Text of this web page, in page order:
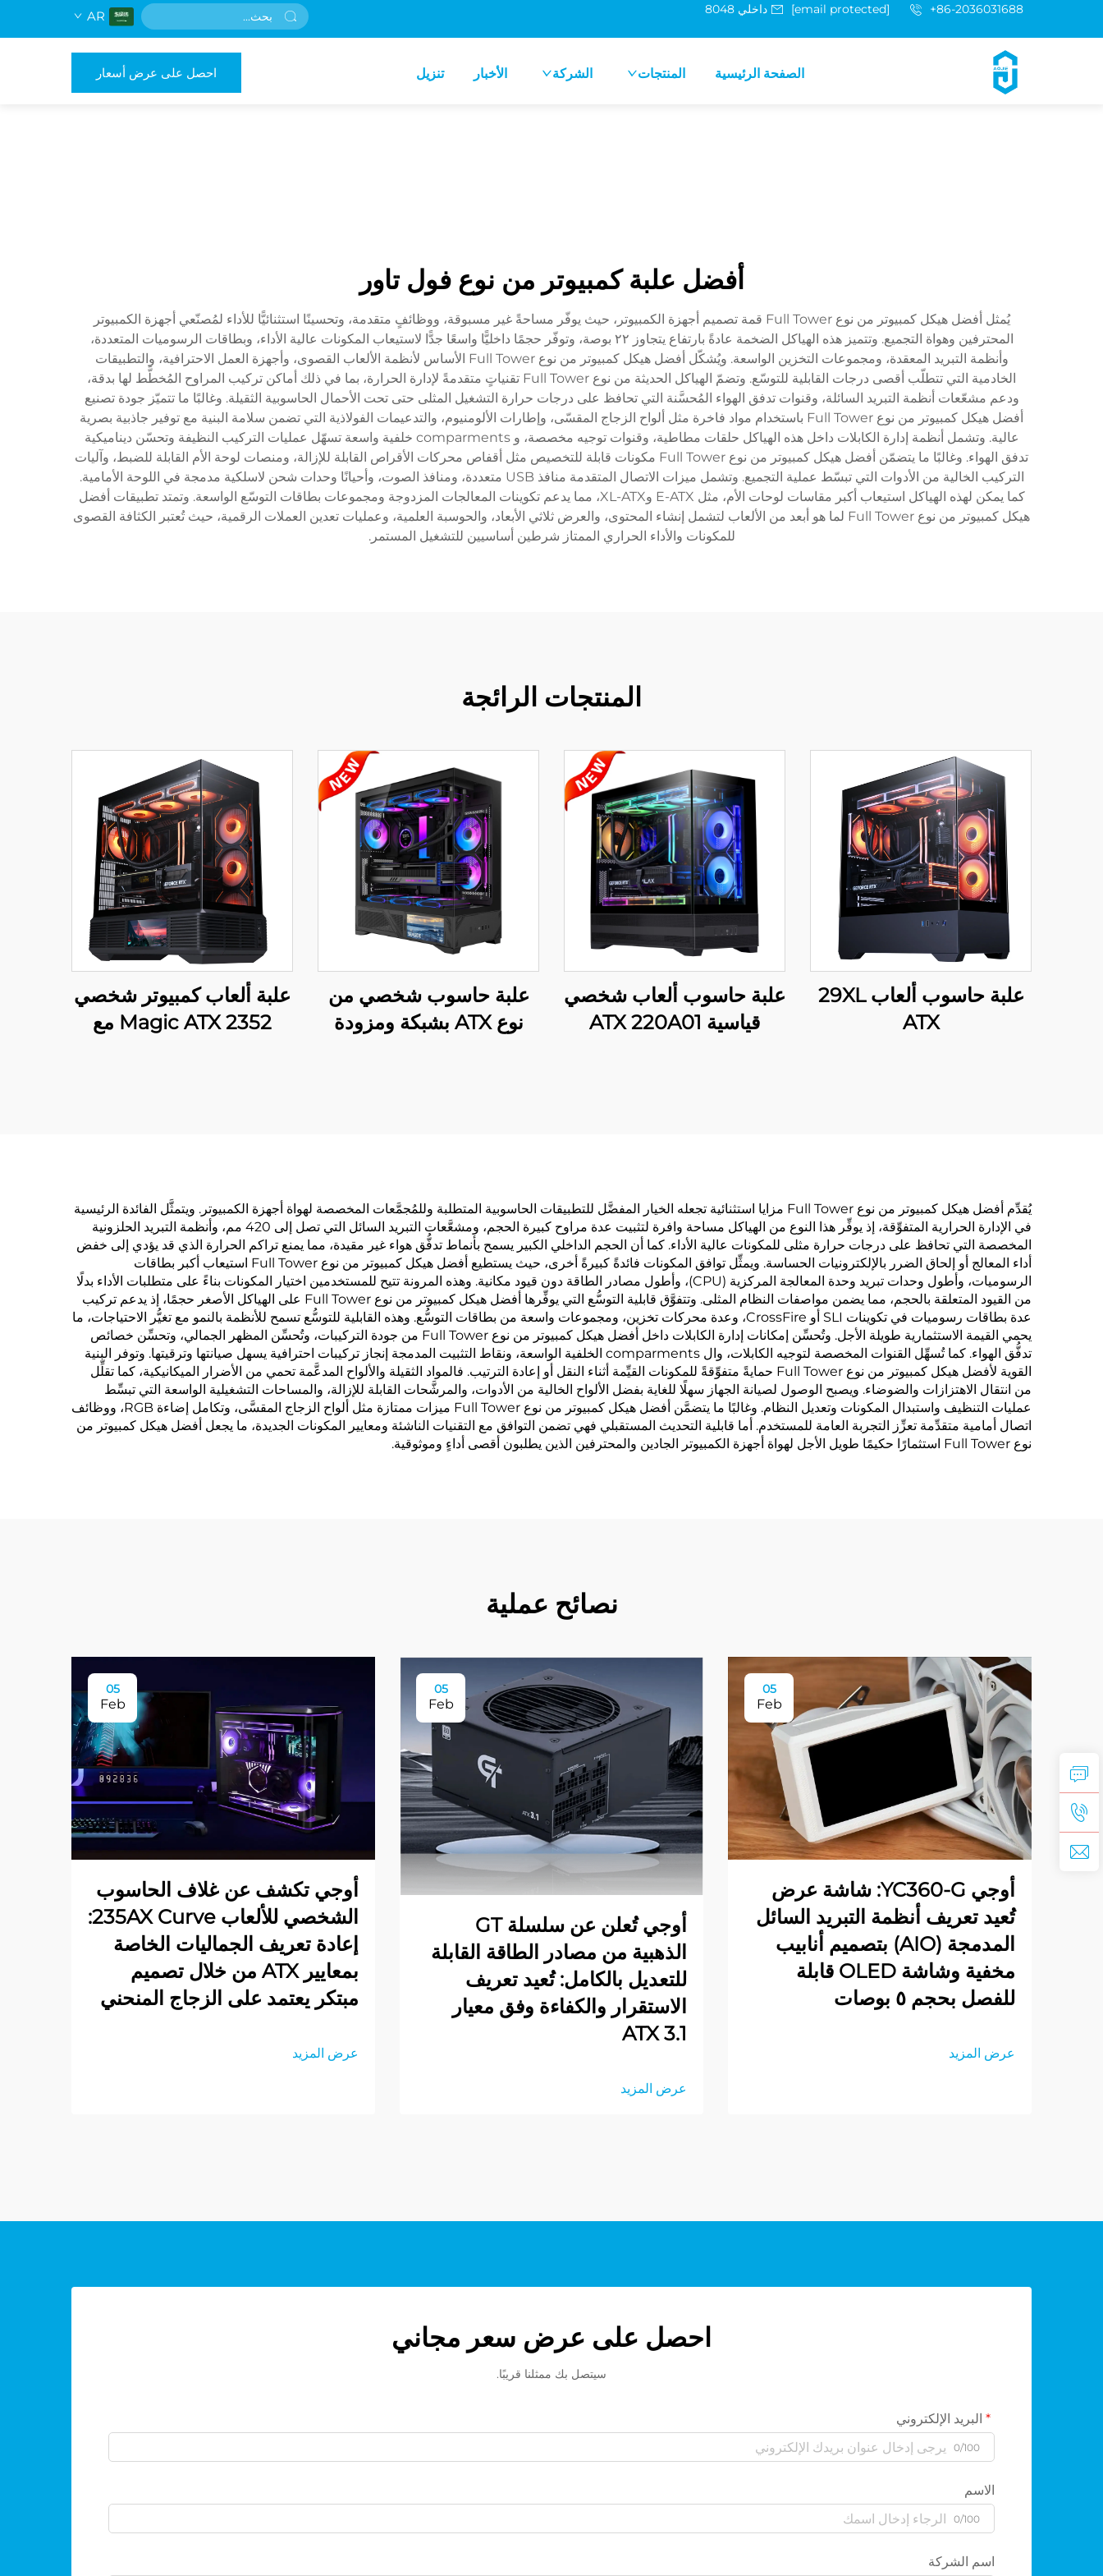
[email protected] +86-2036031688 داخلي 8048 AR
الصفحة الرئيسية المنتجات الشركة الأخبار تنزيل احصل على عرض أسعار
أفضل علبة كمبيوتر من نوع فول تاور
يُمثل أفضل هيكل كمبيوتر من نوع Full Tower قمة تصميم أجهزة الكمبيوتر، حيث يوفّر مساحةً غير مسبوقة، ووظائفٍ متقدمة، وتحسينًا استثنائيًّا للأداء لمُصنّعي أجهزة الكمبيوتر
المحترفين وهواة التجميع. وتتميز هذه الهياكل الضخمة عادةً بارتفاع يتجاوز ٢٢ بوصة، وتوفّر حجمًا داخليًّا واسعًا جدًّا لاستيعاب المكونات عالية الأداء، وبطاقات الرسوميات المتعددة،
وأنظمة التبريد المعقدة، ومجموعات التخزين الواسعة. ويُشكّل أفضل هيكل كمبيوتر من نوع Full Tower الأساس لأنظمة الألعاب القصوى، وأجهزة العمل الاحترافية، والتطبيقات
الخادمية التي تتطلّب أقصى درجات القابلية للتوسّع. وتضمّ الهياكل الحديثة من نوع Full Tower تقنياتٍ متقدمةً لإدارة الحرارة، بما في ذلك أماكن تركيب المراوح المُخطَّط لها بدقة،
ودعم مشعّعات أنظمة التبريد السائلة، وقنوات تدفق الهواء المُحسَّنة التي تحافظ على درجات حرارة التشغيل المثلى حتى تحت الأحمال الحاسوبية الثقيلة. وغالبًا ما تتميّز جودة تصنيع
أفضل هيكل كمبيوتر من نوع Full Tower باستخدام مواد فاخرة مثل ألواح الزجاج المقسّى، وإطارات الألومنيوم، والتدعيمات الفولاذية التي تضمن سلامة البنية مع توفير جاذبية بصرية
عالية. وتشمل أنظمة إدارة الكابلات داخل هذه الهياكل حلقات مطاطية، وقنوات توجيه مخصصة، و comparments خلفية واسعة تسهّل عمليات التركيب النظيفة وتحسّن ديناميكية
تدفق الهواء. وغالبًا ما يتضمّن أفضل هيكل كمبيوتر من نوع Full Tower مكونات قابلة للتخصيص مثل أقفاص محركات الأقراص القابلة للإزالة، ومنصات لوحة الأم القابلة للضبط، وآليات
التركيب الخالية من الأدوات التي تبسّط عملية التجميع. وتشمل ميزات الاتصال المتقدمة منافذ USB متعددة، ومنافذ الصوت، وأحيانًا وحدات شحن لاسلكية مدمجة في اللوحة الأمامية.
كما يمكن لهذه الهياكل استيعاب أكبر مقاسات لوحات الأم، مثل E-ATX وXL-ATX، مما يدعم تكوينات المعالجات المزدوجة ومجموعات بطاقات التوسّع الواسعة. وتمتد تطبيقات أفضل
هيكل كمبيوتر من نوع Full Tower لما هو أبعد من الألعاب لتشمل إنشاء المحتوى، والعرض ثلاثي الأبعاد، والحوسبة العلمية، وعمليات تعدين العملات الرقمية، حيث تُعتبر الكثافة القصوى
للمكونات والأداء الحراري الممتاز شرطين أساسيين للتشغيل المستمر.
المنتجات الرائجة
علبة حاسوب ألعاب 29XL
ATX
علبة حاسوب ألعاب شخصي
قياسية ATX 220A01
علبة حاسوب شخصي من
نوع ATX بشبكة ومزودة
علبة ألعاب كمبيوتر شخصي
2352 Magic ATX مع
يُقدِّم أفضل هيكل كمبيوتر من نوع Full Tower مزايا استثنائية تجعله الخيار المفضَّل للتطبيقات الحاسوبية المتطلبة وللمُجمَّعات المخصصة لهواة أجهزة الكمبيوتر. ويتمثَّل الفائدة الرئيسية
في الإدارة الحرارية المتفوِّقة، إذ يوفِّر هذا النوع من الهياكل مساحة وافرة لتثبيت عدة مراوح كبيرة الحجم، ومشعَّعات التبريد السائل التي تصل إلى 420 مم، وأنظمة التبريد الحلزونية
المخصصة التي تحافظ على درجات حرارة مثلى للمكونات عالية الأداء. كما أن الحجم الداخلي الكبير يسمح بأنماط تدفُّق هواء غير مقيدة، مما يمنع تراكم الحرارة الذي قد يؤدي إلى خفض
أداء المعالج أو إلحاق الضرر بالإلكترونيات الحساسة. ويمثِّل توافق المكونات فائدةً كبيرةً أخرى، حيث يستطيع أفضل هيكل كمبيوتر من نوع Full Tower استيعاب أكبر بطاقات
الرسوميات، وأطول وحدات تبريد وحدة المعالجة المركزية (CPU)، وأطول مصادر الطاقة دون قيود مكانية. وهذه المرونة تتيح للمستخدمين اختيار المكونات بناءً على متطلبات الأداء بدلًا
من القيود المتعلقة بالحجم، مما يضمن مواصفات النظام المثلى. وتتفوَّق قابلية التوسُّع التي يوفِّرها أفضل هيكل كمبيوتر من نوع Full Tower على الهياكل الأصغر حجمًا، إذ يدعم تركيب
عدة بطاقات رسوميات في تكوينات SLI أو CrossFire، وعدة محركات تخزين، ومجموعات واسعة من بطاقات التوسُّع. وهذه القابلية للتوسُّع تسمح للأنظمة بالنمو مع تغيُّر الاحتياجات، ما
يحمي القيمة الاستثمارية طويلة الأجل. وتُحسِّن إمكانات إدارة الكابلات داخل أفضل هيكل كمبيوتر من نوع Full Tower من جودة التركيبات، وتُحسِّن المظهر الجمالي، وتحسِّن خصائص
تدفُّق الهواء. كما تُسهِّل القنوات المخصصة لتوجيه الكابلات، وال comparments الخلفية الواسعة، ونقاط التثبيت المدمجة إنجاز تركيبات احترافية يسهل صيانتها وترقيتها. وتوفر البنية
القوية لأفضل هيكل كمبيوتر من نوع Full Tower حمايةً متفوِّقةً للمكونات القيِّمة أثناء النقل أو إعادة الترتيب. فالمواد الثقيلة والألواح المدعَّمة تحمي من الأضرار الميكانيكية، كما تقلِّل
من انتقال الاهتزازات والضوضاء. ويصبح الوصول لصيانة الجهاز سهلًا للغاية بفضل الألواح الخالية من الأدوات، والمرشَّحات القابلة للإزالة، والمساحات التشغيلية الواسعة التي تبسِّط
عمليات التنظيف واستبدال المكونات وتعديل النظام. وغالبًا ما يتضمَّن أفضل هيكل كمبيوتر من نوع Full Tower ميزات ممتازة مثل ألواح الزجاج المقسَّى، وتكامل إضاءة RGB، ووظائف
اتصال أمامية متقدِّمة تعزِّز التجربة العامة للمستخدم. أما قابلية التحديث المستقبلي فهي تضمن التوافق مع التقنيات الناشئة ومعايير المكونات الجديدة، ما يجعل أفضل هيكل كمبيوتر من
نوع Full Tower استثمارًا حكيمًا طويل الأجل لهواة أجهزة الكمبيوتر الجادين والمحترفين الذين يطلبون أقصى أداءٍ وموثوقية.
نصائح عملية
05
Feb
أوجي YC360-G: شاشة عرض
تُعيد تعريف أنظمة التبريد السائل
المدمجة (AIO) بتصميم أنابيب
مخفية وشاشة OLED قابلة
للفصل بحجم ٥ بوصات
عرض المزيد
05
Feb
أوجي تُعلن عن سلسلة GT
الذهبية من مصادر الطاقة القابلة
للتعديل بالكامل: تُعيد تعريف
الاستقرار والكفاءة وفق معيار
ATX 3.1
عرض المزيد
05
Feb
أوجي تكشف عن غلاف الحاسوب
الشخصي للألعاب 235AX Curve:
إعادة تعريف الجماليات الخاصة
بمعايير ATX من خلال تصميم
مبتكر يعتمد على الزجاج المنحني
عرض المزيد
احصل على عرض سعر مجاني
سيتصل بك ممثلنا قريبًا.
البريد الإلكتروني
0/100
الاسم
0/100
اسم الشركة